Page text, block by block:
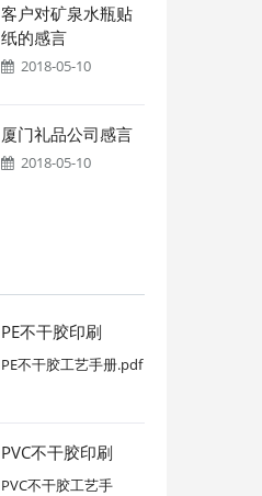
客户对矿泉水瓶贴
纸的感言
2018-05-10
厦门礼品公司感言
2018-05-10
PE不干胶印刷
PE不干胶工艺手册.pdf
PVC不干胶印刷
PVC不干胶工艺手